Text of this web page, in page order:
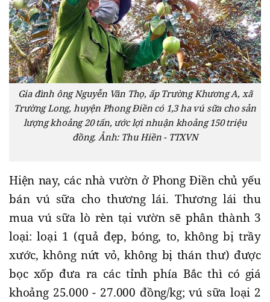
Gia đình ông Nguyễn Văn Thọ, ấp Trường Khương A, xã
Trường Long, huyện Phong Điền có 1,3 ha vú sữa cho sản
lượng khoảng 20 tấn, ước lợi nhuận khoảng 150 triệu
đồng. Ảnh: Thu Hiền - TTXVN
Hiện nay, các nhà vườn ở Phong Điền chủ yếu
bán vú sữa cho thương lái. Thương lái thu
mua vú sữa lò rèn tại vườn sẽ phân thành 3
loại: loại 1 (quả đẹp, bóng, to, không bị trầy
xước, không nứt vỏ, không bị thán thư) được
bọc xốp đưa ra các tỉnh phía Bắc thì có giá
khoảng 25.000 - 27.000 đồng/kg; vú sữa loại 2